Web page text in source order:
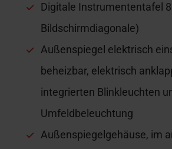
Digitale Instrumententafel
Bildschirmdiagonale)
Außenspiegel elektrisch
beheizbar, elektrisch
integrierten Blinkleuchten
Umfeldbeleuchtung
Außenspiegelgehäuse, im